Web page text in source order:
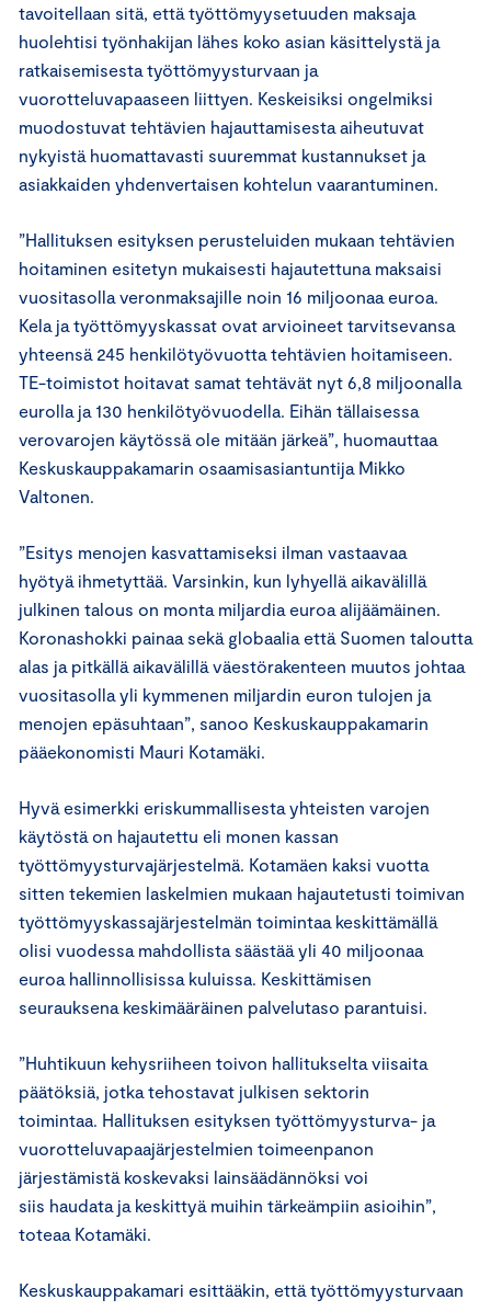
tavoitellaan sitä, että työttömyysetuuden maksaja
huolehtisi työnhakijan lähes koko asian käsittelystä ja
ratkaisemisesta työttömyysturvaan ja
vuorotteluvapaaseen liittyen. Keskeisiksi ongelmiksi
muodostuvat tehtävien hajauttamisesta aiheutuvat
nykyistä huomattavasti suuremmat kustannukset ja
asiakkaiden yhdenvertaisen kohtelun vaarantuminen.
”Hallituksen esityksen perusteluiden mukaan tehtävien
hoitaminen esitetyn mukaisesti hajautettuna maksaisi
vuositasolla veronmaksajille noin 16 miljoonaa euroa.
Kela ja työttömyyskassat ovat arvioineet tarvitsevansa
yhteensä 245 henkilötyövuotta tehtävien hoitamiseen.
TE-toimistot hoitavat samat tehtävät nyt 6,8 miljoonalla
eurolla ja 130 henkilötyövuodella. Eihän tällaisessa
verovarojen käytössä ole mitään järkeä”, huomauttaa
Keskuskauppakamarin osaamisasiantuntija Mikko
Valtonen.
”Esitys menojen kasvattamiseksi ilman vastaavaa
hyötyä ihmetyttää. Varsinkin, kun lyhyellä aikavälillä
julkinen talous on monta miljardia euroa alijäämäinen.
Koronashokki painaa sekä globaalia että Suomen taloutta
alas ja pitkällä aikavälillä väestörakenteen muutos johtaa
vuositasolla yli kymmenen miljardin euron tulojen ja
menojen epäsuhtaan”, sanoo Keskuskauppakamarin
pääekonomisti Mauri Kotamäki.
Hyvä esimerkki eriskummallisesta yhteisten varojen
käytöstä on hajautettu eli monen kassan
työttömyysturvajärjestelmä. Kotamäen kaksi vuotta
sitten tekemien laskelmien mukaan hajautetusti toimivan
työttömyyskassajärjestelmän toimintaa keskittämällä
olisi vuodessa mahdollista säästää yli 40 miljoonaa
euroa hallinnollisissa kuluissa. Keskittämisen
seurauksena keskimääräinen palvelutaso parantuisi.
”Huhtikuun kehysriiheen toivon hallitukselta viisaita
päätöksiä, jotka tehostavat julkisen sektorin
toimintaa. Hallituksen esityksen työttömyysturva- ja
vuorotteluvapaajärjestelmien toimeenpanon
järjestämistä koskevaksi lainsäädännöksi voi
siis haudata ja keskittyä muihin tärkeämpiin asioihin”,
toteaa Kotamäki.
Keskuskauppakamari esittääkin, että työttömyysturvaan